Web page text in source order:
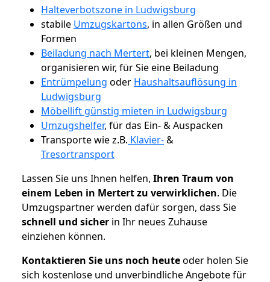
Halteverbotszone in Ludwigsburg
stabile Umzugskartons, in allen Größen und
Formen
Beiladung nach Mertert, bei kleinen Mengen,
organisieren wir, für Sie eine Beiladung
Entrümpelung oder Haushaltsauflösung in
Ludwigsburg
Möbellift günstig mieten in Ludwigsburg
Umzugshelfer, für das Ein- & Auspacken
Transporte wie z.B. Klavier-&
Tresortransport
Lassen Sie uns Ihnen helfen, Ihren Traum von
einem Leben in Mertert zu verwirklichen. Die
Umzugspartner werden dafür sorgen, dass Sie
schnell und sicher in Ihr neues Zuhause
einziehen können.
Kontaktieren Sie uns noch heuteoder holen Sie
sich kostenlose und unverbindliche Angebote für